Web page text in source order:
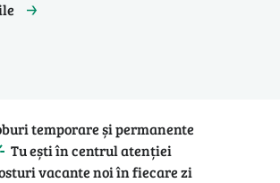
temporare și permanente
Tu ești în centrul atenției
vacante noi în fiecare zi